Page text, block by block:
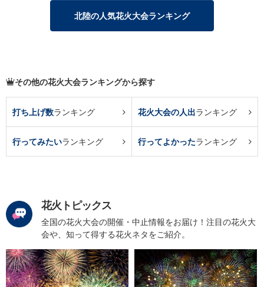
北陸の人気花火大会ランキング
その他の花火大会ランキングから探す
打ち上げ数ランキング 花火大会の人出ランキング
行ってみたいランキング 行ってよかったランキング
花火トピックス
全国の花火大会の開催・中止情報をお届け！注目の花火大
会や、知って得する花火ネタをご紹介。